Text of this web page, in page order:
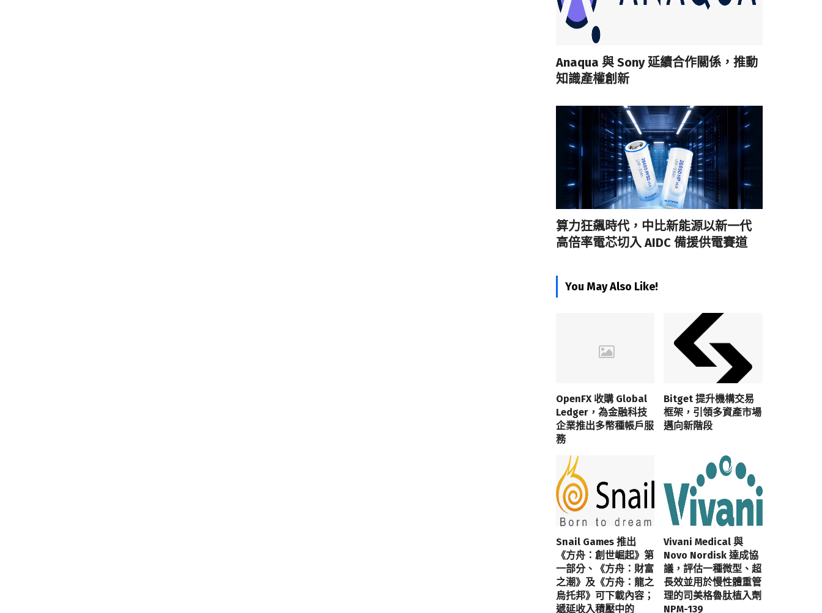
Anaqua 與 Sony 延續合作關係，推動
知識產權創新
算力狂飆時代，中比新能源以新一代
高倍率電芯切入 AIDC 備援供電賽道
You May Also Like!
OpenFX 收購 Global
Ledger，為金融科技
企業推出多幣種帳戶服
務
Bitget 提升機構交易
框架，引領多資產市場
邁向新階段
Snail Games 推出
《方舟：創世崛起》第
一部分、《方舟：財富
之潮》及《方舟：龍之
烏托邦》可下載內容；
遞延收入積壓中的
Vivani Medical 與
Novo Nordisk 達成協
議，評估一種微型、超
長效並用於慢性體重管
理的司美格魯肽植入劑
NPM-139